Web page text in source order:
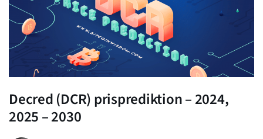
Decred (DCR) prisprediktion – 2024,
2025 – 2030